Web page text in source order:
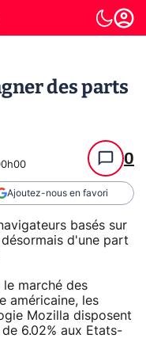
des parts
0
Ajoutez-nous en favori
basés sur
d'une part
marché des
américaine, les
Mozilla disposent
6.02% aux Etats-